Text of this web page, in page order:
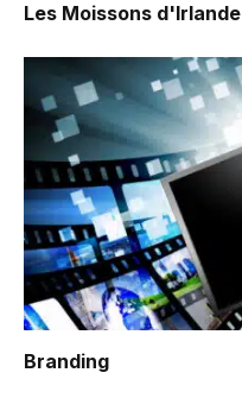
Les Moissons d'Irlande
Branding